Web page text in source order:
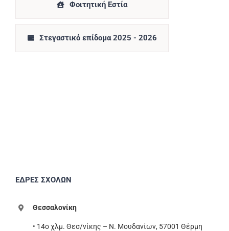
Φοιτητική Εστία
Στεγαστικό επίδομα 2025 - 2026
ΕΔΡΕΣ ΣΧΟΛΩΝ
Θεσσαλονίκη
• 14ο χλμ. Θεσ/νίκης – Ν. Μουδανίων, 57001 Θέρμη